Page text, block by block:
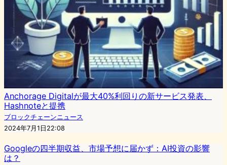
Anchorage Digitalが最大40%利回りの新サービス発表、
Hashnoteと提携
ブロックチェーンニュース
2024年7月1日22:08
Googleの四半期収益、市場予想に届かず：AI投資の影響
は？